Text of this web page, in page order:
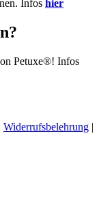
Infos hier
Petuxe®! Infos
Widerrufsbelehrung |